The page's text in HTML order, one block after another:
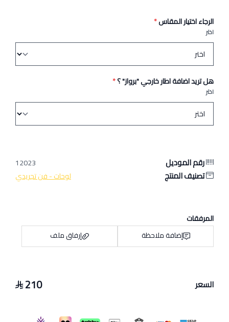
الرجاء اختيار المقاس*
اختر
هل تريد اضافة اطار خارجي "برواز" ؟*
اختر
رقم الموديل 12023
تصنيف المنتج لوحات - فن تجريدي
المرفقات
إضافة ملاحظة
إرفاق ملف
السعر 210